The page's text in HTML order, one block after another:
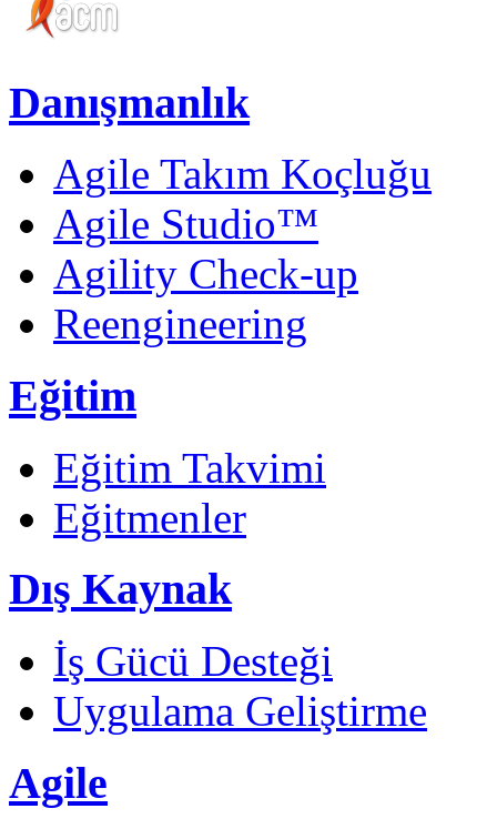
Danışmanlık
Agile Takım Koçluğu
Agile Studio™
Agility Check-up
Reengineering
Eğitim
Eğitim Takvimi
Eğitmenler
Dış Kaynak
İş Gücü Desteği
Uygulama Geliştirme
Agile